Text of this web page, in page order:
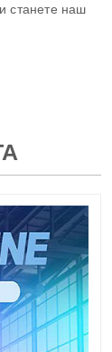
станете наш